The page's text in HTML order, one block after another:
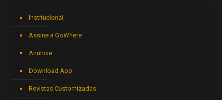
Institucional
Assine a GoWhere
Anuncie
Download App
Revistas Customizadas